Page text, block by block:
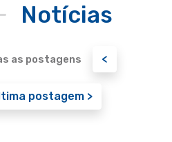
Notícias
as postagens <
postagem >